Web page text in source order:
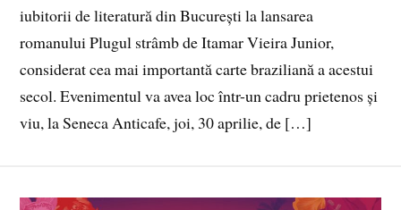
iubitorii de literatură din București la lansarea
romanului Plugul strâmb de Itamar Vieira Junior,
considerat cea mai importantă carte braziliană a acestui
secol. Evenimentul va avea loc într-un cadru prietenos și
viu, la Seneca Anticafe, joi, 30 aprilie, de […]